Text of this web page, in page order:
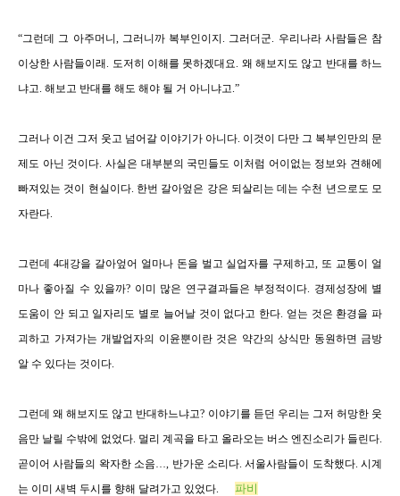
“그런데 그 아주머니 그러니까 복부인이지 그러더군
우리나라 사람들은 참
이상한 사람들이래
도저히 이해를 못하겠대요
왜 해보지도 않고 반대를 하느
냐고 해보고 반대를 해도 해야 될 거 아니냐고 ”
그러나 이건 그저 웃고 넘어갈 이야기가 아니다 . 이것이 다만 그 복부인만의 문
제도 아닌 것이다 .사실은 대부분의 국민들도 이처럼 어이없는 정보와 견해에
빠져있는 것이 현실이다. 한번 갈아엎은 강은 되살리는 데는 수천 년으로도 모
자란다
그런데 4대강을 갈아엎어 얼마나 돈을 벌고 실업자를 구제하고, 또 교통이 얼
마나 좋아질 수 있을까? 이미 많은 연구결과들은 부정적이다
경제성장에 별
도움이 안 되고 일자리도 별로 늘어날 것이 없다고 한다 얻는 것은 환경을 파
괴하고 가져가는 개발업자의 이윤뿐이란 것은 약간의 상식만 동원하면 금방
알 수 있다는 것이다.
그런데 왜 해보지도 않고 반대하느냐고? 이야기를 듣던 우리는 그저 허망한 웃
음만 날릴 수밖에 없었다. 멀리 계곡을 타고 올라오는 버스 엔진소리가 들린다.
곧이어 사람들의 왁자한 소음…, 반가운 소리다. 서울사람들이 도착했다. 시계
는 이미 새벽 두시를 향해 달려가고 있었다.
파비